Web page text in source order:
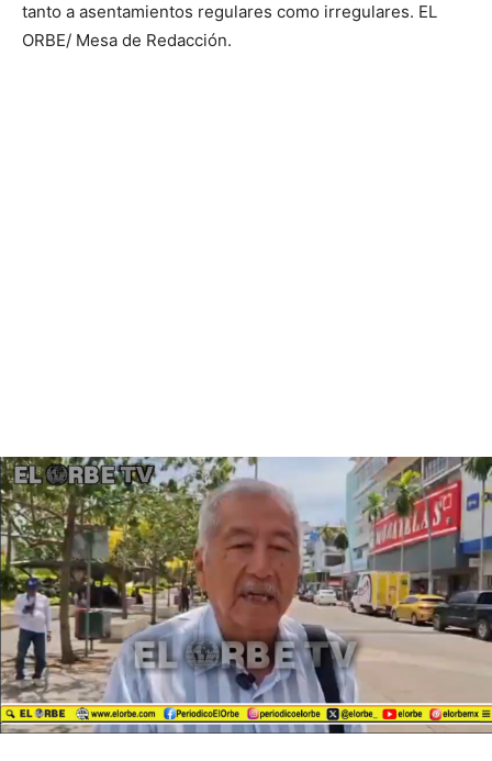
tanto a asentamientos regulares como irregulares. EL
ORBE/ Mesa de Redacción.